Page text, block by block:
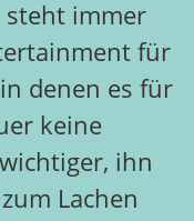
steht immer
für
denen es für
keine
ihn
Lachen